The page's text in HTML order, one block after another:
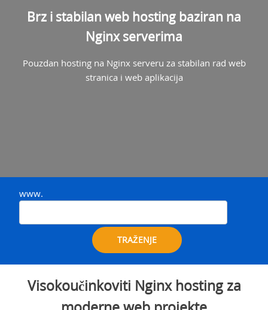
Brz i stabilan web hosting baziran na
Nginx serverima
Pouzdan hosting na Nginx serveru za stabilan rad web
stranica i web aplikacija
www.
TRAŽENJE
Visokoučinkoviti Nginx hosting za